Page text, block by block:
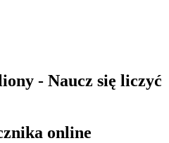
- Naucz się liczyć
online